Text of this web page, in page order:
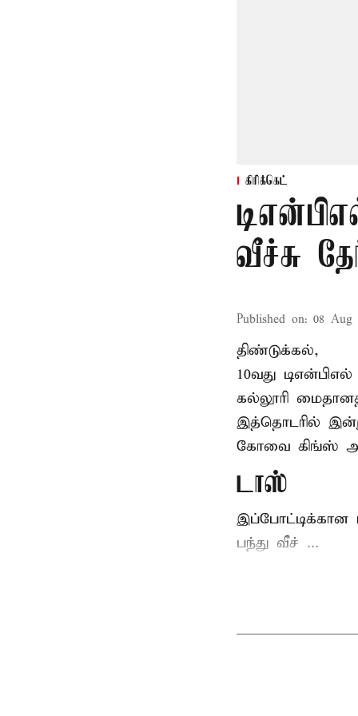
கிரிக்கெட்
வீச்சு
Published on: 08 Aug
திண்டுக்கல்,
10வது
கல்லூரி
இத்தொடரில்
கோவை கிங்ஸ்
டாஸ்
இப்போட்டிக்கான
பந்து வீச் ...